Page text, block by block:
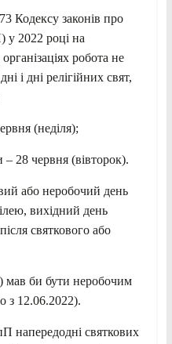
Кодексу законів про
у 2022 році на
робота не
і дні релігійних свят,
(неділя);
28 червня (вівторок).
або неробочий день
вихідний день
святкового або
мав би бути неробочим
з 12.06.2022).
напередодні святкових